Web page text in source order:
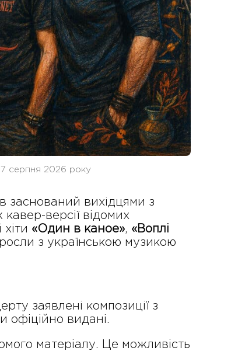
7 серпня 2026 року
заснований вихідцями з
версії відомих
«Один в каное», «Воплі
з українською музикою
заявлені композиції з
офіційно видані.
матеріалу. Це можливість